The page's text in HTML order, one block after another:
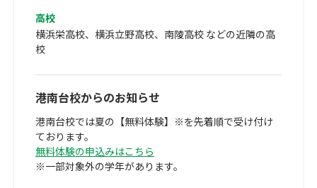
高校
横浜栄高校、横浜立野高校、南陵高校 などの近隣の高
校
港南台校からのお知らせ
港南台校では夏の【無料体験】※を先着順で受け付け
ております。
無料体験の申込みはこちら
※一部対象外の学年があります。